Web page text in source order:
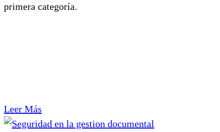
primera categoría.
Leer Más